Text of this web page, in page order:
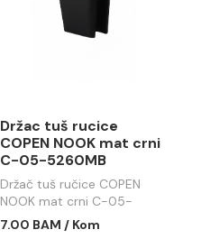
Držac tuš rucice
COPEN NOOK mat crni
C-05-5260MB
Držač tuš ručice COPEN
NOOK mat crni C-05-
5260MB
7.00 BAM / Kom